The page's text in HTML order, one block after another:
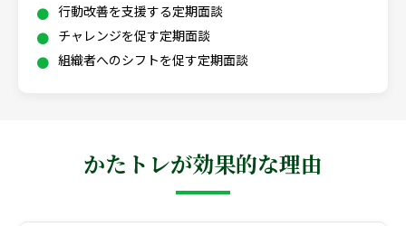
行動改善を支援する定期面談
チャレンジを促す定期面談
組織者へのシフトを促す定期面談
かたトレが効果的な理由